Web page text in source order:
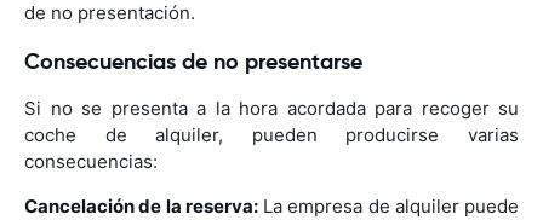
de no presentación.
Consecuencias de no presentarse
Si no se presenta a la hora acordada para recoger su
coche de alquiler, pueden producirse varias
consecuencias:
Cancelación de la reserva:La empresa de alquiler puede